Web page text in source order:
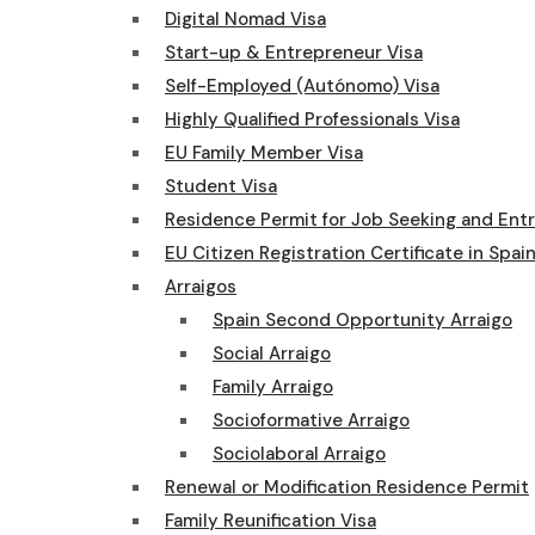
Digital Nomad Visa
Start-up & Entrepreneur Visa
Self-Employed (Autónomo) Visa
Highly Qualified Professionals Visa
EU Family Member Visa
Student Visa
Residence Permit for Job Seeking and
EU Citizen Registration Certificate in Spain
Arraigos
Spain Second Opportunity Arraigo
Social Arraigo
Family Arraigo
Socioformative Arraigo
Sociolaboral Arraigo
Renewal or Modification Residence Permit
Family Reunification Visa